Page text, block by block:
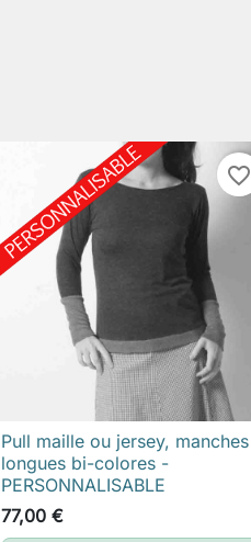
favorite_border
 Aperçu rapide
Pull maille ou jersey, manches
longues bi-colores -
PERSONNALISABLE
77,00 €